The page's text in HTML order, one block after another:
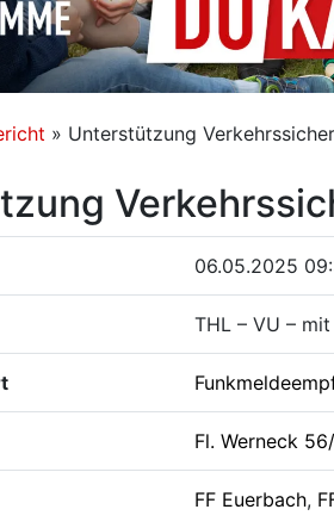
» Unterstützung
06.05.2025
THL – VU – mit
Fl. Werneck
FF Euerbach,